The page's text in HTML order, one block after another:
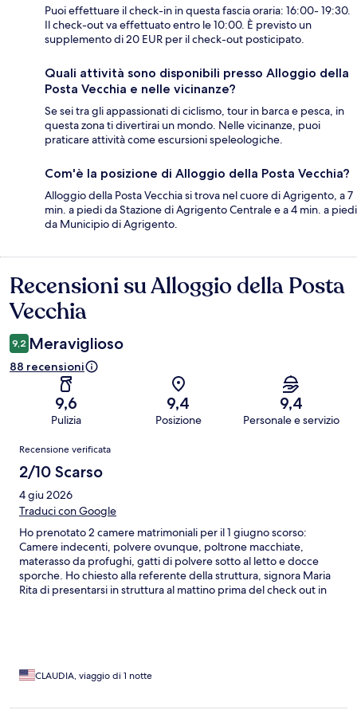
Puoi effettuare il check-in in questa fascia oraria: 16:00- 19:30.
Il check-out va effettuato entro le 10:00. È previsto un
supplemento di 20 EUR per il check-out posticipato.
Quali attività sono disponibili presso Alloggio della
Posta Vecchia e nelle vicinanze?
Se sei tra gli appassionati di ciclismo, tour in barca e pesca, in
questa zona ti divertirai un mondo. Nelle vicinanze, puoi
praticare attività come escursioni speleologiche.
Com'è la posizione di Alloggio della Posta Vecchia?
Alloggio della Posta Vecchia si trova nel cuore di Agrigento, a 7
min. a piedi da Stazione di Agrigento Centrale e a 4 min. a piedi
da Municipio di Agrigento.
Recensioni
Recensioni su Alloggio della Posta
Vecchia
9,2 Meraviglioso
88 recensioni
9,6
Pulizia
9,4
Posizione
9,4
Personale e servizio
Recensioni
Recensione verificata
2/10 Scarso
4 giu 2026
Traduci con Google
Ho prenotato 2 camere matrimoniali per il 1 giugno scorso:
Camere indecenti, polvere ovunque, poltrone macchiate,
materasso da profughi, gatti di polvere sotto al letto e docce
sporche. Ho chiesto alla referente della struttura, signora Maria
Rita di presentarsi in struttura al mattino prima del check out in
scomoda da raggiungere e con assistenza inesistente
CLAUDIA, viaggio di 1 notte